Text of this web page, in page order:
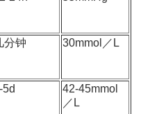
分钟 30mmol／L
5d
42-45mmol
／L